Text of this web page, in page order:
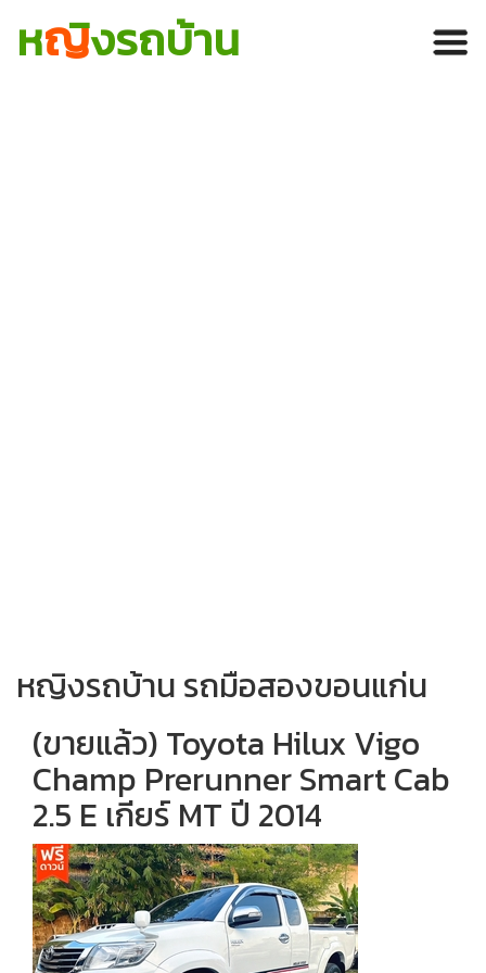
หญิงรถบ้าน
หญิงรถบ้าน รถมือสองขอนแก่น
(ขายแล้ว) Toyota Hilux Vigo
Champ Prerunner Smart Cab
2.5 E เกียร์ MT ปี 2014